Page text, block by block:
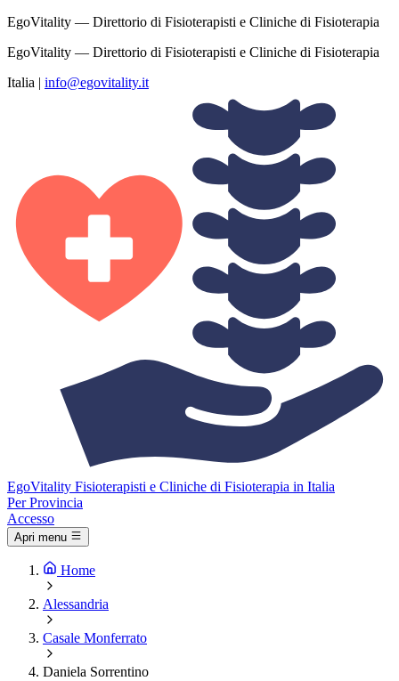
EgoVitality — Direttorio di Fisioterapisti e Cliniche di Fisioterapia
EgoVitality — Direttorio di Fisioterapisti e Cliniche di Fisioterapia
Italia | info@egovitality.it
EgoVitality Fisioterapisti e Cliniche di Fisioterapia in Italia
Per Provincia
Accesso
Apri menu
Home
Alessandria
Casale Monferrato
Daniela Sorrentino